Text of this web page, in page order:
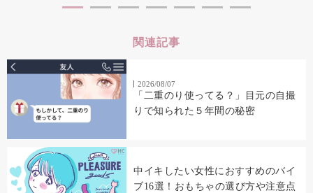
関連記事
2026/08/07
「二重のり使ってる？」目元の自撮
りで知られた５年間の秘密
中イキしたい女性におすすめのバイ
ブ16選！おもちゃの選び方や注意点